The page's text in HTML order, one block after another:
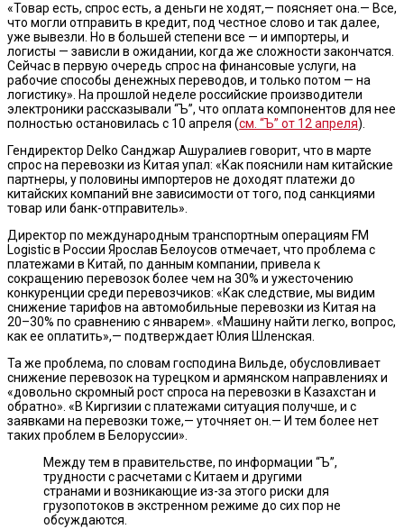
«Товар есть, спрос есть, а деньги не ходят,— поясняет она.— Все,
что могли отправить в кредит, под честное слово и так далее,
уже вывезли. Но в большей степени все — и импортеры, и
логисты — зависли в ожидании, когда же сложности закончатся.
Сейчас в первую очередь спрос на финансовые услуги, на
рабочие способы денежных переводов, и только потом — на
логистику». На прошлой неделе российские производители
электроники рассказывали “Ъ”, что оплата компонентов для нее
полностью остановилась с 10 апреля (см. “Ъ” от 12 апреля).
Гендиректор Delko Санджар Ашуралиев говорит, что в марте
спрос на перевозки из Китая упал: «Как пояснили нам китайские
партнеры, у половины импортеров не доходят платежи до
китайских компаний вне зависимости от того, под санкциями
товар или банк-отправитель».
Директор по международным транспортным операциям FM
Logistic в России Ярослав Белоусов отмечает, что проблема с
платежами в Китай, по данным компании, привела к
сокращению перевозок более чем на 30% и ужесточению
конкуренции среди перевозчиков: «Как следствие, мы видим
снижение тарифов на автомобильные перевозки из Китая на
20–30% по сравнению с январем». «Машину найти легко, вопрос,
как ее оплатить»,— подтверждает Юлия Шленская.
Та же проблема, по словам господина Вильде, обусловливает
снижение перевозок на турецком и армянском направлениях и
«довольно скромный рост спроса на перевозки в Казахстан и
обратно». «В Киргизии с платежами ситуация получше, и с
заявками на перевозки тоже,— уточняет он.— И тем более нет
таких проблем в Белоруссии».
Между тем в правительстве, по информации “Ъ”,
трудности с расчетами с Китаем и другими
странами и возникающие из-за этого риски для
грузопотоков в экстренном режиме до сих пор не
обсуждаются.